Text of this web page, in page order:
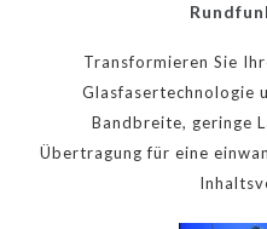
Transformieren Sie
Glasfasertechnologie
Bandbreite, geringe
Übertragung für eine